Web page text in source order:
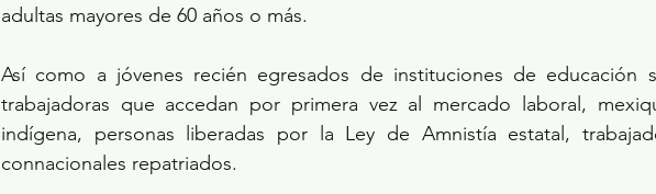
adultas mayores de 60 años o más.
Así como a jóvenes recién egresados de instituciones de educación
trabajadoras que accedan por primera vez al mercado laboral,
indígena, personas liberadas por la Ley de Amnistía estatal,
connacionales repatriados.